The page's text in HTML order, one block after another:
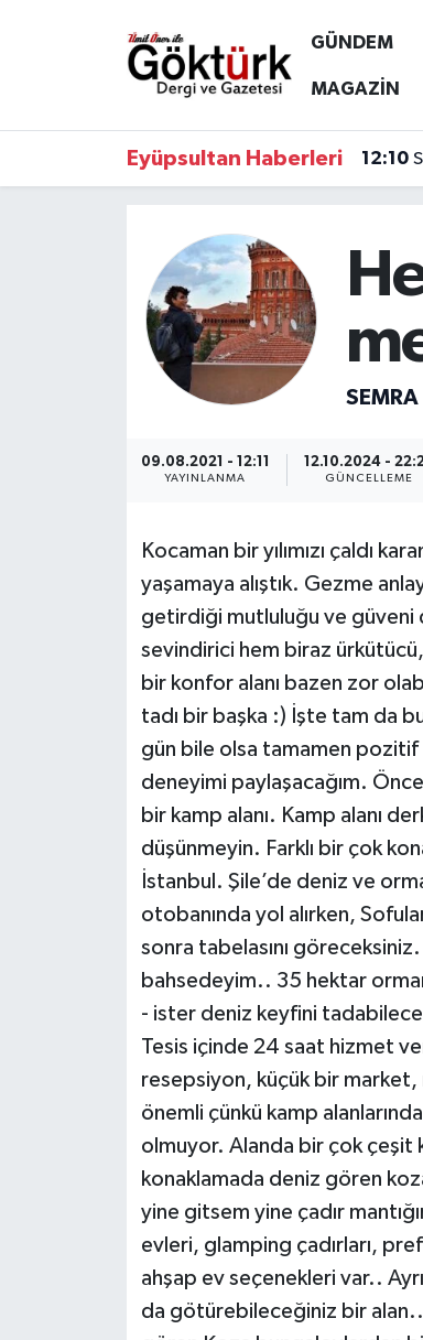
GÜNDEM
MAGAZİN
Eyüpsultan Haberleri 12:10
09.08.2021 - 12:11
YAYINLANMA
12.10.2024 -
GÜNCELLEME
Kocaman bir yılımızı çaldı
yaşamaya alıştık. Gezme
getirdiği mutluluğu ve güveni
sevindirici hem biraz ürkütücü,
bir konfor alanı bazen zor
tadı bir başka :) İşte tam da
gün bile olsa tamamen pozitif
deneyimi paylaşacağım.
bir kamp alanı. Kamp alanı
düşünmeyin. Farklı bir çok
İstanbul. Şile’de deniz ve
otobanında yol alırken,
sonra tabelasını
bahsedeyim.. 35 hektar
- ister deniz keyfini
Tesis içinde 24 saat hizmet
resepsiyon, küçük bir
önemli çünkü kamp
olmuyor. Alanda bir çok çeşit
konaklamada deniz gören
yine gitsem yine çadır
evleri, glamping çadırları,
ahşap ev seçenekleri var..
da götürebileceğiniz bir
Anne Çocuk
KÜLTÜR - SANAT
MAGAZİN
TEKNOLOJİ
Eyüpsultan Hava Durumu
Tüm Manşetler
Son Dakika Haberleri
Haber Arşivi